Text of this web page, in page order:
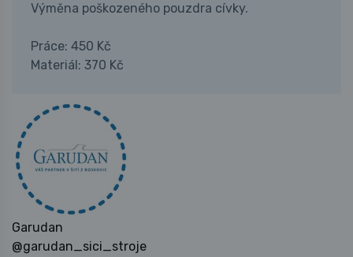
Výměna poškozeného pouzdra cívky.
Práce: 450 Kč
Materiál: 370 Kč
Garudan
@garudan_sici_stroje